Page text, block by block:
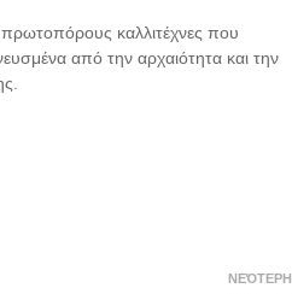
καλλιτέχνες που
από την αρχαιότητα και την
ΝΕΌΤΕΡΗ